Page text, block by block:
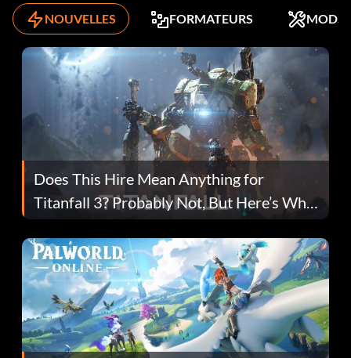
NOUVELLES FORMATEURS MODS
Does This Hire Mean Anything for
Titanfall 3? Probably Not, But Here’s Why
Fans Are Hopeful